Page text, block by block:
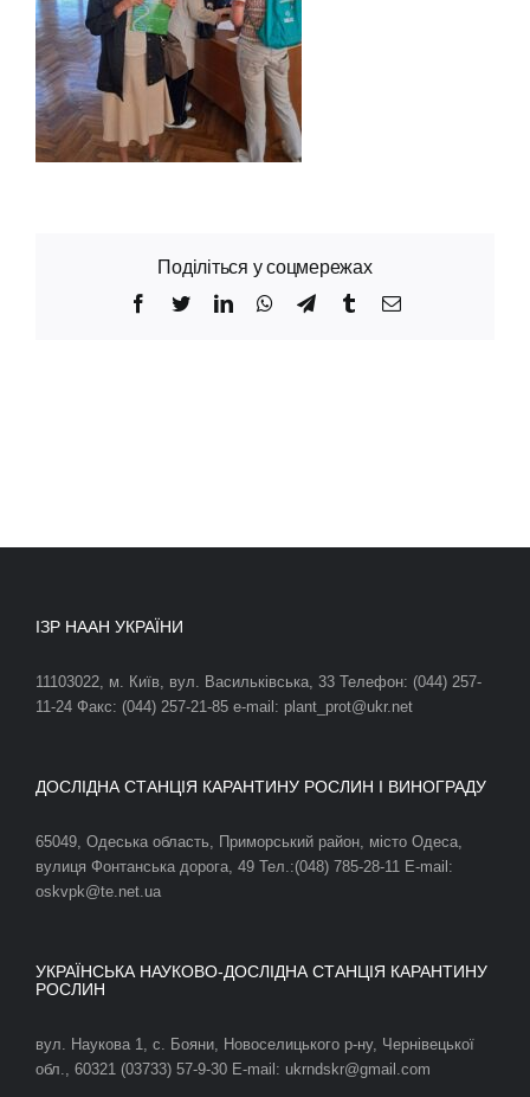
Поділіться у соцмережах
Facebook
TwitterLinkedInWhatsApp
TelegramTumblrEmail
ІЗР НААН УКРАЇНИ
11103022, м. Київ, вул. Васильківська, 33 Телефон: (044) 257-
11-24 Факс: (044) 257-21-85 e-mail: plant_prot@ukr.net
ДОСЛІДНА СТАНЦІЯ КАРАНТИНУ РОСЛИН І ВИНОГРАДУ
65049, Одеська область, Приморський район, місто Одеса,
вулиця Фонтанська дорога, 49 Тел.:(048) 785-28-11 E-mail:
oskvpk@te.net.ua
УКРАЇНСЬКА НАУКОВО-ДОСЛІДНА СТАНЦІЯ КАРАНТИНУ
РОСЛИН
вул. Наукова 1, с. Бояни, Новоселицького р-ну, Чернівецької
обл., 60321 (03733) 57-9-30 E-mail: ukrndskr@gmail.com